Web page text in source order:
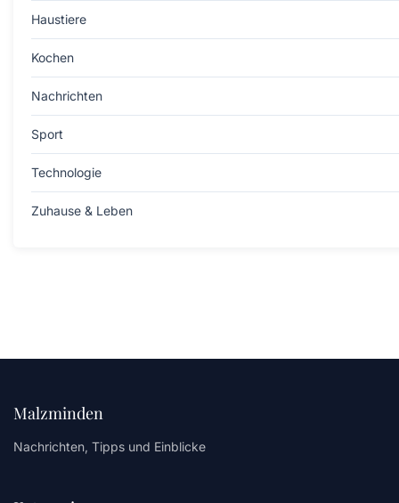
Haustiere
Kochen
Nachrichten
Sport
Technologie
Zuhause & Leben
Malzminden
Nachrichten, Tipps und Einblicke